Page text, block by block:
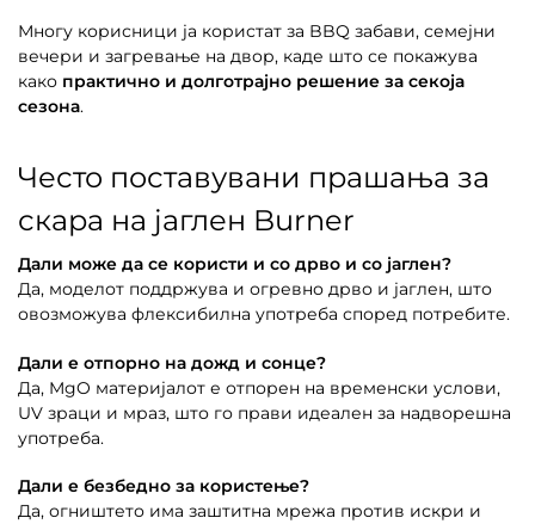
Многу корисници ја користат за BBQ забави, семејни
вечери и загревање на двор, каде што се покажува
како практично и долготрајно решение за секоја
сезона.
Често поставувани прашања за
скара на јаглен Burner
Дали може да се користи и со дрво и со јаглен?
Да, моделот поддржува и огревно дрво и јаглен, што
овозможува флексибилна употреба според потребите.
Дали е отпорно на дожд и сонце?
Да, MgO материјалот е отпорен на временски услови,
UV зраци и мраз, што го прави идеален за надворешна
употреба.
Дали е безбедно за користење?
Да, огништето има заштитна мрежа против искри и